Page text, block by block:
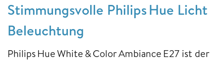
Stimmungsvolle Philips Hue Licht
Beleuchtung
Philips Hue White & Color Ambiance E27 ist der